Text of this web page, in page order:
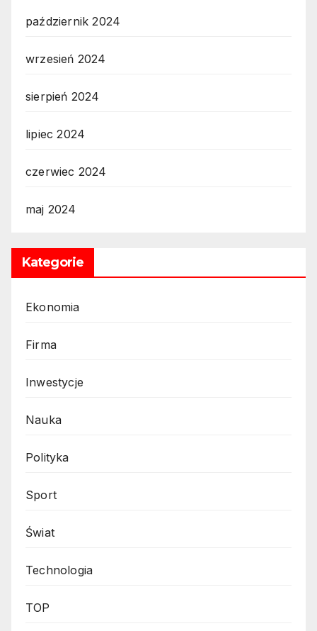
październik 2024
wrzesień 2024
sierpień 2024
lipiec 2024
czerwiec 2024
maj 2024
Kategorie
Ekonomia
Firma
Inwestycje
Nauka
Polityka
Sport
Świat
Technologia
TOP